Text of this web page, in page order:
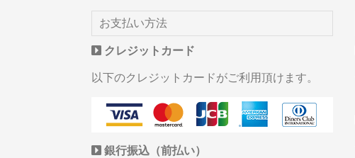
お支払い方法
クレジットカード
以下のクレジットカードがご利用頂けます。
銀行振込（前払い）